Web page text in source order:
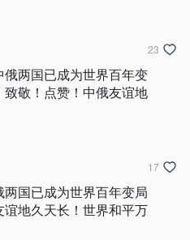
两国已成为世界百年变
敬！点赞！中俄友谊地
23
国已成为世界百年变局
地久天长！世界和平万
17